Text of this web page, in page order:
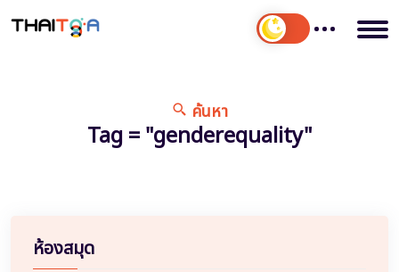
ค้นหา
Tag = "genderequality"
ห้องสมุด